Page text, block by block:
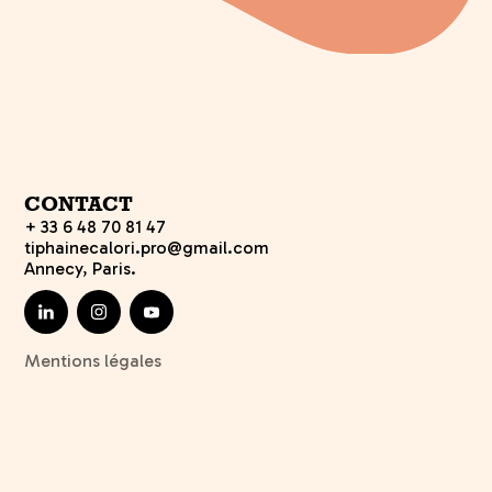
CONTACT
+ 33 6 48 70 81 47
tiphainecalori.pro@gmail.com
Annecy, Paris.
Mentions légales